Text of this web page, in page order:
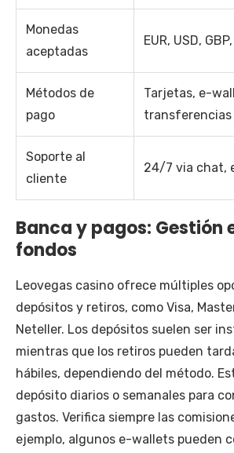
Monedas
aceptadas
EUR, USD,
Métodos de
pago
Tarjetas, e-
transferencias
Soporte al
cliente
24/7 via chat,
Banca y pagos: Gestión
fondos
Leovegas casino ofrece múltiples
depósitos y retiros, como Visa,
Neteller. Los depósitos suelen ser
mientras que los retiros pueden
hábiles, dependiendo del método.
depósito diarios o semanales para
gastos. Verifica siempre las
ejemplo, algunos e-wallets pueden